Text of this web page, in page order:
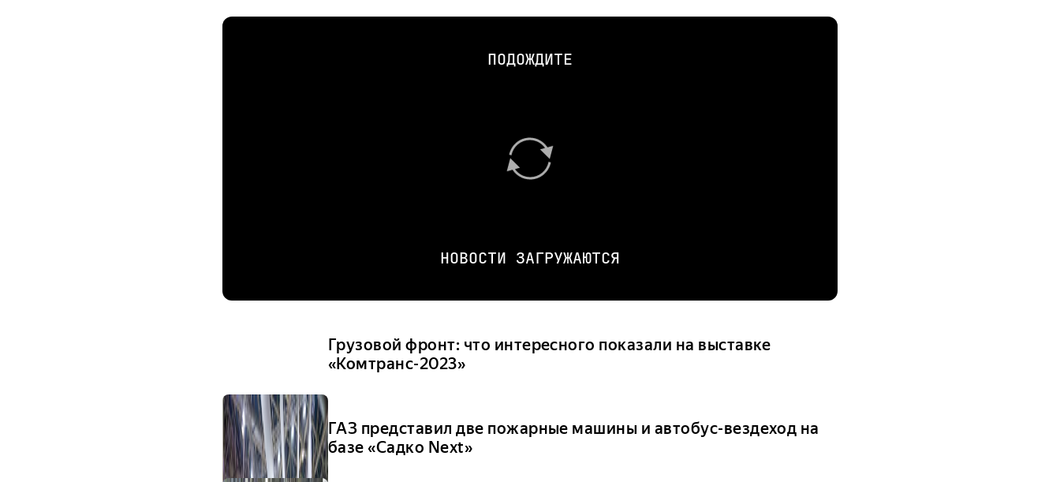
ПОДОЖДИТЕ
НОВОСТИ ЗАГРУЖАЮТСЯ
Грузовой фронт: что интересного показали на выставке
«Комтранс-2023»
ГАЗ представил две пожарные машины и автобус-вездеход на
базе «Садко Next»